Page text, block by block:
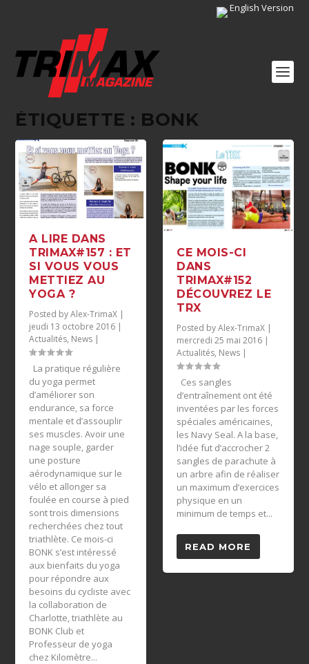
English Version
ÉTIQUETTE : BONK
A LIRE DANS
TRIMAX#157 : ET
SI VOUS VOUS
METTIEZ AU
YOGA ?
Posted byAlex-TrimaX |
jeudi 13 octobre 2016 |
Actualités, News |
La pratique régulière
du yoga permet
d’améliorer son
endurance, sa force
mentale et d’assouplir
ses muscles. Avoir une
nage souple, garder
une posture
aérodynamique sur le
vélo et allonger sa
foulée en course à pied
sont trois dimensions
recherchées chez tout
triathlète. Ce mois-ci
BONK s’est intéressé
aux bienfaits du yoga
pour répondre aux
besoins du cycliste avec
la collaboration de
Charlotte, triathlète au
BONK Club et
Professeur de yoga
chez Kilomètre...
CE MOIS-CI
DANS
TRIMAX#152
DÉCOUVREZ LE
TRX
Posted byAlex-TrimaX |
mercredi 25 mai 2016 |
Actualités, News |
Ces sangles
d’entraînement ont été
inventées par les forces
spéciales américaines,
les Navy Seal. A la base,
l’idée fut d’accrocher 2
sangles de parachute à
un arbre afin de réaliser
un maximum d’exercices
physique en un
minimum de temps et...
READ MORE